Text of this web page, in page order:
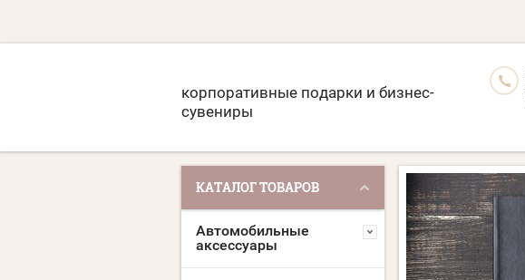
корпоративные подарки и бизнес-
сувениры
КАТАЛОГ ТОВАРОВ
Автомобильные
аксессуары